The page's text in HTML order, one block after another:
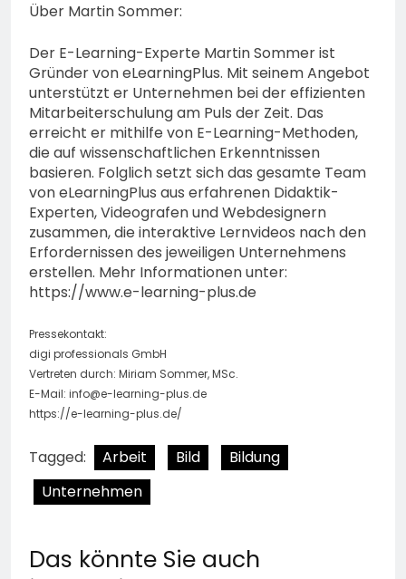
Über Martin Sommer:
Der E-Learning-Experte Martin Sommer ist
Gründer von eLearningPlus. Mit seinem Angebot
unterstützt er Unternehmen bei der effizienten
Mitarbeiterschulung am Puls der Zeit. Das
erreicht er mithilfe von E-Learning-Methoden,
die auf wissenschaftlichen Erkenntnissen
basieren. Folglich setzt sich das gesamte Team
von eLearningPlus aus erfahrenen Didaktik-
Experten, Videografen und Webdesignern
zusammen, die interaktive Lernvideos nach den
Erfordernissen des jeweiligen Unternehmens
erstellen. Mehr Informationen unter:
https://www.e-learning-plus.de
Pressekontakt:
digi professionals GmbH
Vertreten durch: Miriam Sommer, MSc.
E-Mail: info@e-learning-plus.de
https://e-learning-plus.de/
Tagged: Arbeit Bild
Bildung
Unternehmen
Das könnte Sie auch